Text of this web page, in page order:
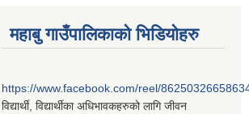
महाबु गाउँपालिकाको भिडियोहरु
https://www.facebook.com/reel/
विद्यार्थी, विद्यार्थीका अधिभावकहरुको लागि जीवन